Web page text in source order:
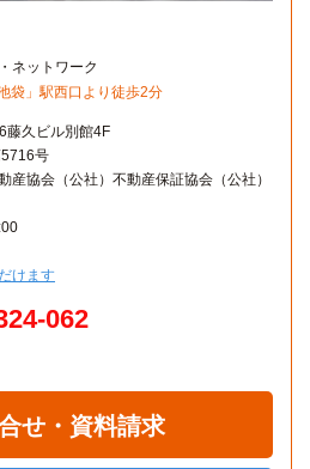
ネットワーク
袋」駅西口より徒歩2分
藤久ビル別館4F
号
産協会（公社）不動産保証協会（公社）
けます
062
せ・資料請求